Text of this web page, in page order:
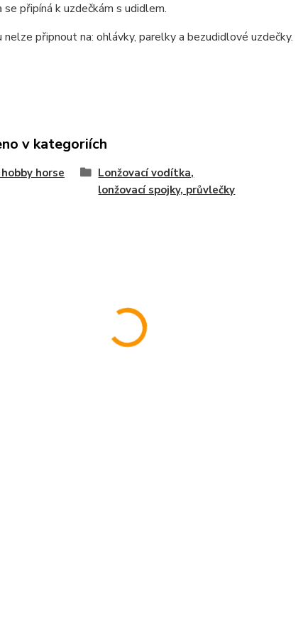
se připíná k uzdečkám s udidlem.
nelze připnout na: ohlávky, parelky a bezudidlové uzdečky.
v kategoriích
horse
Lonžovací vodítka,
lonžovací spojky, průvlečky